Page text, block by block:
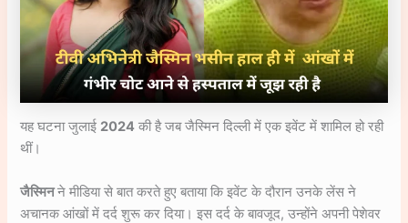
यह घटना जुलाई 2024 की है जब जैस्मिन दिल्ली में एक इवेंट में शामिल हो रही
थीं।
जैस्मिनने मीडिया से बात करते हुए बताया कि इवेंट के दौरान उनके लेंस ने
अचानक आंखों में दर्द शुरू कर दिया। इस दर्द के बावजूद, उन्होंने अपनी पेशेवर